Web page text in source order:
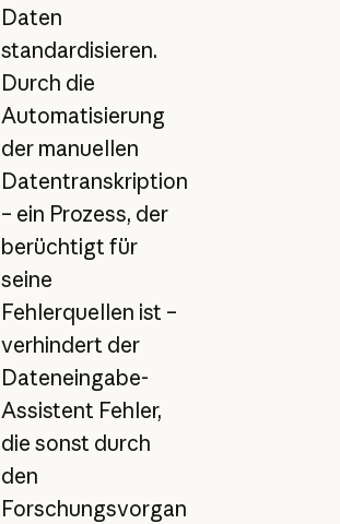
Daten
standardisieren.
Durch die
Automatisierung
der manuellen
Datentranskription
– ein Prozess, der
berüchtigt für
seine
Fehlerquellen ist –
verhindert der
Dateneingabe-
Assistent Fehler,
die sonst durch
den
Forschungsvorgan